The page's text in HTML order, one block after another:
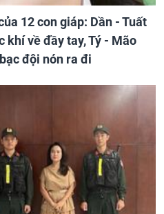
12 con giáp: Dần - Tuất
khí về đầy tay, Tý - Mão
đội nón ra đi